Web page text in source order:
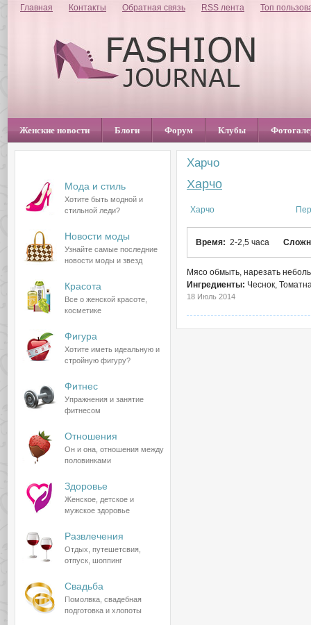
Главная Контакты Обратная связь RSS лента Топ
Женские новости Блоги Форум Клубы
Мода и стиль
Хотите быть модной и
стильной леди?
Новости моды
Узнайте самые последние
новости моды и звезд
Красота
Все о женской красоте,
косметике
Фигура
Хотите иметь идеальную и
стройную фигуру?
Фитнес
Упражнения и занятие
фитнесом
Отношения
Он и она, отношения между
половинками
Здоровье
Женское, детское и
мужское здоровье
Развлечения
Отдых, путешетсвия,
отпуск, шоппинг
Свадьба
Помолвка, свадебная
подготовка и хлопоты
Харчо
Харчо
Харчо
Время: 2-2,5 часа
Мясо обмыть, нарезать
Ингредиенты: Чеснок
18 Июль 2014